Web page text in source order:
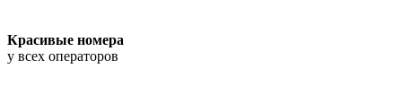
Красивые номера
у всех операторов